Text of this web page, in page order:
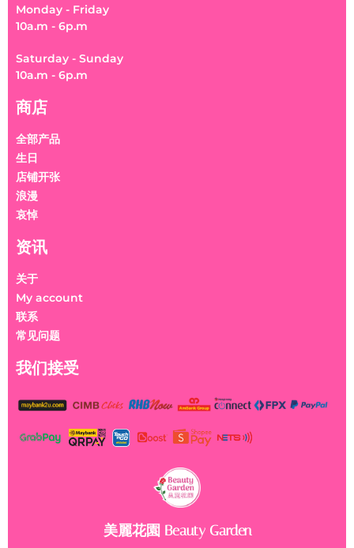
美麗花園 Beauty Garden
Monday - Friday
10a.m - 6p.m
Saturday - Sunday
10a.m - 6p.m
商店
全部产品
生日
店铺开张
浪漫
哀悼
资讯
关于
My account
联系
常见问题
我们接受